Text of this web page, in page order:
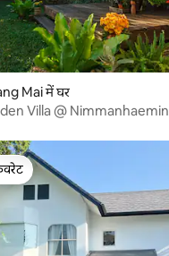
Mai में घर
Villa @ Nimmanhaemin
फ़ेवरेट